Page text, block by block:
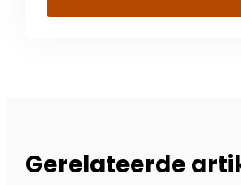
Gerelateerde